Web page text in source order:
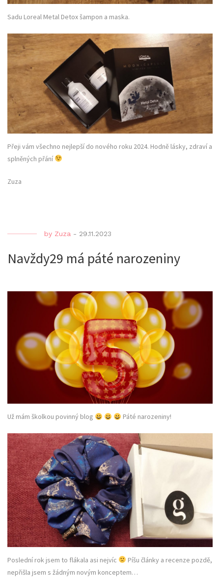
Sadu Loreal Metal Detox šampon a maska.
Přeji vám všechno nejlepší do nového roku 2024. Hodně lásky, zdraví a
splněných přání
Zuza
by Zuza - 29.11.2023
Navždy29 má páté narozeniny
Už mám školkou povinný blog Páté narozeniny!
Poslední rok jsem to flákala asi nejvíc
Píšu články a recenze pozdě,
nepřišla jsem s žádným novým konceptem…